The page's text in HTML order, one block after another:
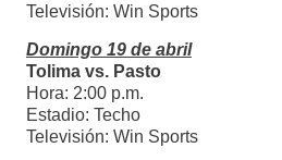
Televisión: Win Sports
Domingo 19 de abril
Tolima vs. Pasto
Hora: 2:00 p.m.
Estadio: Techo
Televisión: Win Sports